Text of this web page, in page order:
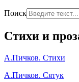
Поиск
Стихи и
А.Пичков. Стихи
А.Пичков. Сятук